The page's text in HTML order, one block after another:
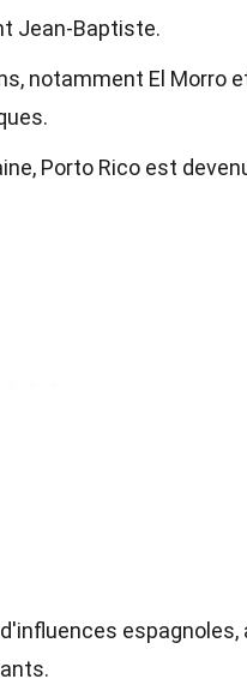
Jean-Baptiste.
notamment El Morro
Porto Rico est